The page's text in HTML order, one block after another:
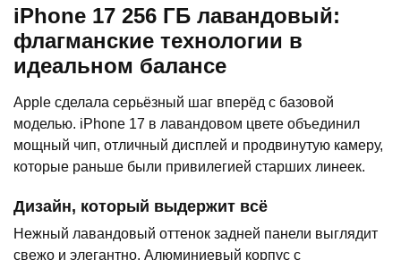
iPhone 17 256 ГБ лавандовый:
флагманские технологии в
идеальном балансе
Apple сделала серьёзный шаг вперёд с базовой
моделью. iPhone 17 в лавандовом цвете объединил
мощный чип, отличный дисплей и продвинутую камеру,
которые раньше были привилегией старших линеек.
Дизайн, который выдержит всё
Нежный лавандовый оттенок задней панели выглядит
свежо и элегантно. Алюминиевый корпус с